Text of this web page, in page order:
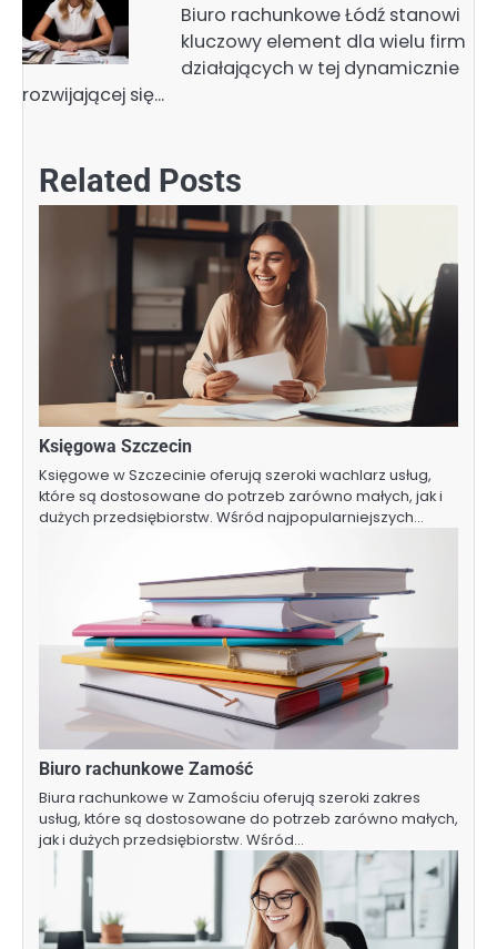
Biuro rachunkowe Łódź stanowi
kluczowy element dla wielu firm
działających w tej dynamicznie
rozwijającej się…
Related Posts
Księgowa Szczecin
Księgowe w Szczecinie oferują szeroki wachlarz usług,
które są dostosowane do potrzeb zarówno małych, jak i
dużych przedsiębiorstw. Wśród najpopularniejszych…
Biuro rachunkowe Zamość
Biura rachunkowe w Zamościu oferują szeroki zakres
usług, które są dostosowane do potrzeb zarówno małych,
jak i dużych przedsiębiorstw. Wśród…